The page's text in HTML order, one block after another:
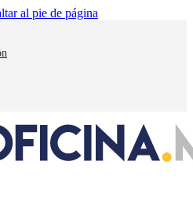
al pie de página